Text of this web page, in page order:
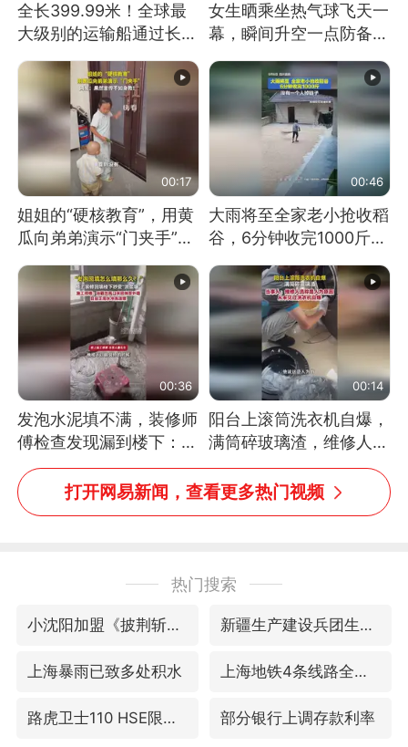
全长399.99米！全球最
大级别的运输船通过长江
女生晒乘坐热气球飞天一
幕，瞬间升空一点防备都
00:17
姐姐的“硬核教育”，用黄
瓜向弟弟演示“门夹手”，
教！
00:46
大雨将至全家老小抢收稻
谷，6分钟收完1000斤，
00:36
发泡水泥填不满，装修师
傅检查发现漏到楼下：出
风口未延伸到外墙
00:14
阳台上滚筒洗衣机自爆，
满筒碎玻璃渣，维修人员
称是人为原因，从未见过
洗衣机自爆
打开网易新闻，查看更多热门视频
热门搜索
小沈阳加盟《披荆斩棘》 新疆生产建设兵团生态环境局原局长被查
上海暴雨已致多处积水 上海地铁4条线路全线停运
路虎卫士110 HSE限时降价 部分银行上调存款利率